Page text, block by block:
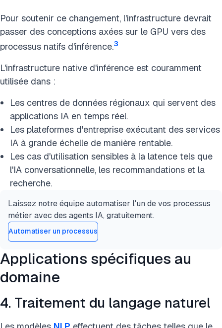
Pour soutenir ce changement, l'infrastructure devrait
passer des conceptions axées sur le GPU vers des
processus natifs d'inférence.3
L'infrastructure native d'inférence est couramment
utilisée dans :
Les centres de données régionaux qui servent des
applications IA en temps réel.
Les plateformes d'entreprise exécutant des services
IA à grande échelle de manière rentable.
Les cas d'utilisation sensibles à la latence tels que
l'IA conversationnelle, les recommandations et la
recherche.
Laissez notre équipe automatiser l'un de vos processus
métier avec des agents IA, gratuitement.
Automatiser un processus
Applications spécifiques au
domaine
4. Traitement du langage naturel